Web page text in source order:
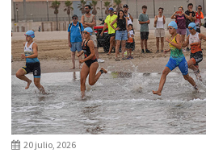
20 julio, 2026